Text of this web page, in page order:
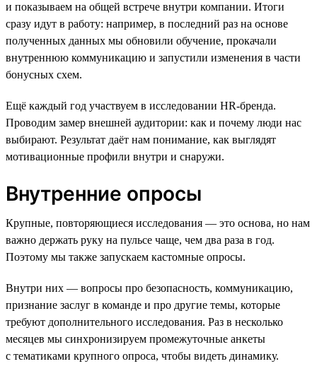
и показываем на общей встрече внутри компании. Итоги
сразу идут в работу: например, в последний раз на основе
полученных данных мы обновили обучение, прокачали
внутреннюю коммуникацию и запустили изменения в части
бонусных схем.
Ещё каждый год участвуем в исследовании HR-бренда.
Проводим замер внешней аудитории: как и почему люди нас
выбирают. Результат даёт нам понимание, как выглядят
мотивационные профили внутри и снаружи.
Внутренние опросы
Крупные, повторяющиеся исследования — это основа, но нам
важно держать руку на пульсе чаще, чем два раза в год.
Поэтому мы также запускаем кастомные опросы.
Внутри них — вопросы про безопасность, коммуникацию,
признание заслуг в команде и про другие темы, которые
требуют дополнительного исследования. Раз в несколько
месяцев мы синхронизируем промежуточные анкеты
с тематиками крупного опроса, чтобы видеть динамику.